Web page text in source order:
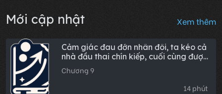
Mới cập nhật Xem thêm
Cảm giác đau đớn nhân đôi, ta kéo cả
nhà đầu thai chín kiếp, cuối cùng được
đưa vào phủ Vương gia
Chương 9
14 phút